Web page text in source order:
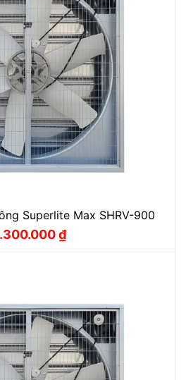
Superlite Max SHRV-900
Giá
₫
Giá